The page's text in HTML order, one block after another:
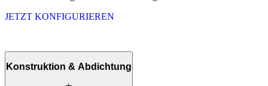
JETZT KONFIGURIEREN
Konstruktion & Abdichtung